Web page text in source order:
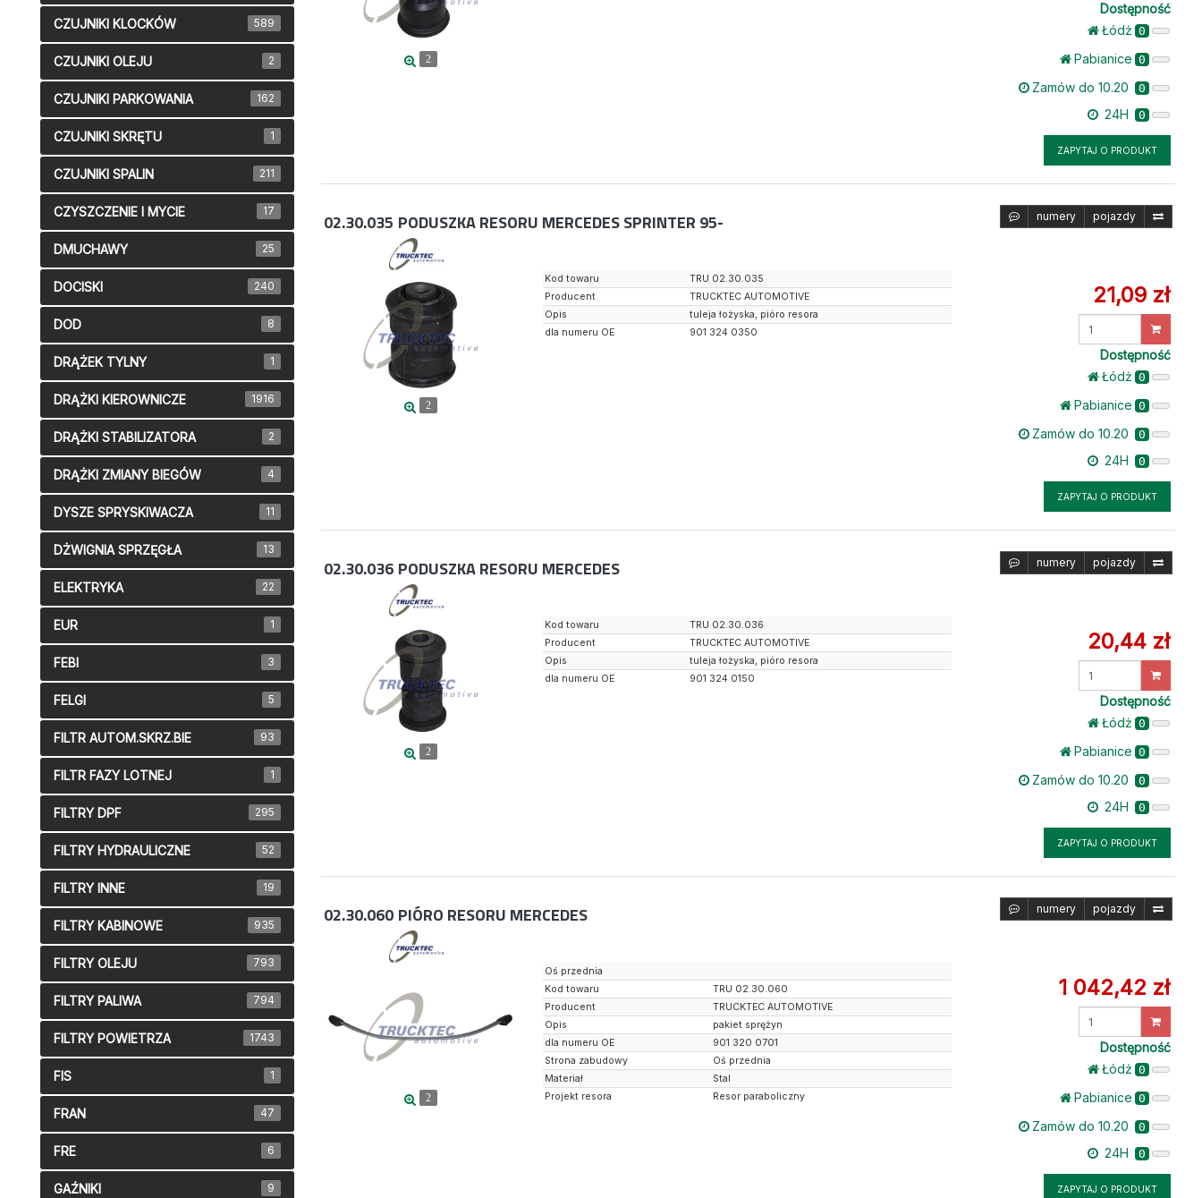
2
Dostępność
Łódż 0
Pabianice 0
Zamów do 10.20 0
24H 0
ZAPYTAJ O PRODUKT
02.30.035 PODUSZKA RESORU MERCEDES SPRINTER 95- numery pojazdy
2
21,09 zł
Dostępność
Łódż 0
Pabianice 0
Zamów do 10.20 0
24H 0
ZAPYTAJ O PRODUKT
Kod towaru
TRU 02.30.035
Producent
TRUCKTEC AUTOMOTIVE
Opis
tuleja łożyska, pióro resora
dla numeru OE
901 324 0350
02.30.036 PODUSZKA RESORU MERCEDES numery pojazdy
2
20,44 zł
Dostępność
Łódż 0
Pabianice 0
Zamów do 10.20 0
24H 0
ZAPYTAJ O PRODUKT
Kod towaru
TRU 02.30.036
Producent
TRUCKTEC AUTOMOTIVE
Opis
tuleja łożyska, pióro resora
dla numeru OE
901 324 0150
02.30.060 PIÓRO RESORU MERCEDES numery pojazdy
2
1 042,42 zł
Dostępność
Łódż 0
Pabianice 0
Zamów do 10.20 0
24H 0
ZAPYTAJ O PRODUKT
Oś przednia
Kod towaru
TRU 02.30.060
Producent
TRUCKTEC AUTOMOTIVE
Opis
pakiet sprężyn
dla numeru OE
901 320 0701
Strona zabudowy
Oś przednia
Materiał
Stal
Projekt resora
Resor paraboliczny
CZUJNIKI KLOCKÓW 589
CZUJNIKI OLEJU 2
CZUJNIKI PARKOWANIA 162
CZUJNIKI SKRĘTU 1
CZUJNIKI SPALIN 211
CZYSZCZENIE I MYCIE 17
DMUCHAWY 25
DOCISKI 240
DOD 8
DRĄŻEK TYLNY 1
DRĄŻKI KIEROWNICZE 1916
DRĄŻKI STABILIZATORA 2
DRĄŻKI ZMIANY BIEGÓW 4
DYSZE SPRYSKIWACZA 11
DŻWIGNIA SPRZĘGŁA 13
ELEKTRYKA 22
EUR 1
FEBI 3
FELGI 5
FILTR AUTOM.SKRZ.BIE 93
FILTR FAZY LOTNEJ 1
FILTRY DPF 295
FILTRY HYDRAULICZNE 52
FILTRY INNE 19
FILTRY KABINOWE 935
FILTRY OLEJU 793
FILTRY PALIWA 794
FILTRY POWIETRZA 1743
FIS 1
FRAN 47
FRE 6
GAŹNIKI 9